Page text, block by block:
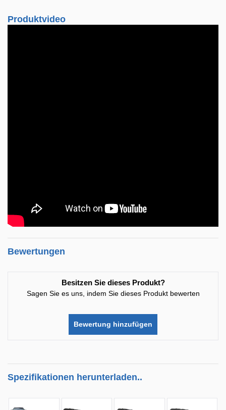
Produktvideo
Bewertungen
Besitzen Sie dieses Produkt?
Sagen Sie es uns, indem Sie dieses Produkt bewerten
Bewertung hinzufügen
Spezifikationen herunterladen..